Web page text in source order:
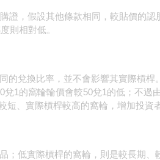
證，假設其他條款相同，較貼價的認
則相對低。
的兌換比率，並不會影響其實際槓桿。
1的窩輪輪價會較50兌1的低；不過
、實際槓桿較高的窩輪，增加投資
低實際槓桿的窩輪，則是較長期、